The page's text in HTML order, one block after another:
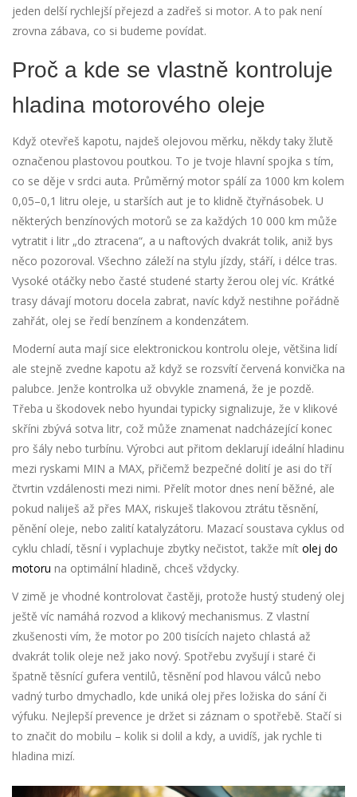
jeden delší rychlejší přejezd a zadřeš si motor. A to pak není
zrovna zábava, co si budeme povídat.
Proč a kde se vlastně kontroluje
hladina motorového oleje
Když otevřeš kapotu, najdeš olejovou měrku, někdy taky žlutě
označenou plastovou poutkou. To je tvoje hlavní spojka s tím,
co se děje v srdci auta. Průměrný motor spálí za 1000 km kolem
0,05–0,1 litru oleje, u starších aut je to klidně čtyřnásobek. U
některých benzínových motorů se za každých 10 000 km může
vytratit i litr „do ztracena“, a u naftových dvakrát tolik, aniž bys
něco pozoroval. Všechno záleží na stylu jízdy, stáří, i délce tras.
Vysoké otáčky nebo časté studené starty žerou olej víc. Krátké
trasy dávají motoru docela zabrat, navíc když nestihne pořádně
zahřát, olej se ředí benzínem a kondenzátem.
Moderní auta mají sice elektronickou kontrolu oleje, většina lidí
ale stejně zvedne kapotu až když se rozsvítí červená konvička na
palubce. Jenže kontrolka už obvykle znamená, že je pozdě.
Třeba u škodovek nebo hyundai typicky signalizuje, že v klikové
skříni zbývá sotva litr, což může znamenat nadcházející konec
pro šály nebo turbínu. Výrobci aut přitom deklarují ideální hladinu
mezi ryskami MIN a MAX, přičemž bezpečné dolití je asi do tří
čtvrtin vzdálenosti mezi nimi. Přelít motor dnes není běžné, ale
pokud naliješ až přes MAX, riskuješ tlakovou ztrátu těsnění,
pěnění oleje, nebo zalití katalyzátoru. Mazací soustava cyklus od
cyklu chladí, těsní i vyplachuje zbytky nečistot, takže mít olej do
motoru na optimální hladině, chceš vždycky.
V zimě je vhodné kontrolovat častěji, protože hustý studený olej
ještě víc namáhá rozvod a klikový mechanismus. Z vlastní
zkušenosti vím, že motor po 200 tisících najeto chlastá až
dvakrát tolik oleje než jako nový. Spotřebu zvyšují i staré či
špatně těsnící gufera ventilů, těsnění pod hlavou válců nebo
vadný turbo dmychadlo, kde uniká olej přes ložiska do sání či
výfuku. Nejlepší prevence je držet si záznam o spotřebě. Stačí si
to značit do mobilu – kolik si dolil a kdy, a uvidíš, jak rychle ti
hladina mizí.